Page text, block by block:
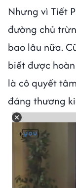
Nhưng vì Tiết
đường chủ
bao lâu nữa.
biết được
là cô quyết
đáng thương